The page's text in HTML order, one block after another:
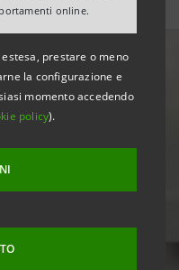
online.
prestare o meno
la configurazione e
momento accedendo
policy).